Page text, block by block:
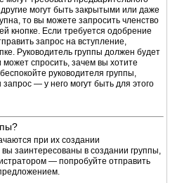
могут быть закрытыми или даже
то вы можете запросить членство
кнопке. Если требуется одобрение
запрос на вступление,
Руководитель группы должен будет
спросить, зачем вы хотите
руководителя группы,
— у него могут быть для этого
при их создании
заинтересованы в создании группы,
— попробуйте отправить